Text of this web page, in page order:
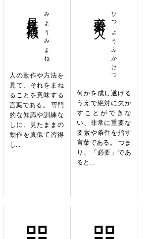
みようみまね
人の動作や方法を
見て、それをまね
ることを意味する
言葉である。 専門
的な知識や訓練な
しに、見たままの
動作を真似て習得
し...
ひつようふかけつ
何かを成し遂げる
うえで絶対に欠か
すことができな
い、非常に重要な
要素や条件を指す
言葉である。 つま
り、「必要」であ
ると...